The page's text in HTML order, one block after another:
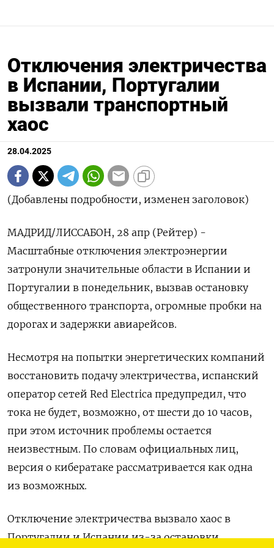
Отключения электричества
в Испании, Португалии
вызвали транспортный
хаос
28.04.2025
(Добавлены подробности, изменен заголовок)
МАДРИД/ЛИССАБОН, 28 апр (Рейтер) -
Масштабные отключения электроэнергии
затронули значительные области в Испании и
Португалии в понедельник, вызвав остановку
общественного транспорта, огромные пробки на
дорогах и задержки авиарейсов.
Несмотря на попытки энергетических компаний
восстановить подачу электричества, испанский
оператор сетей Red Electrica предупредил, что
тока не будет, возможно, от шести до 10 часов,
при этом источник проблемы остается
неизвестным. По словам официальных лиц,
версия о кибератаке рассматривается как одна
из возможных.
Отключение электричества вызвало хаос в
Португалии и Испании из-за остановки